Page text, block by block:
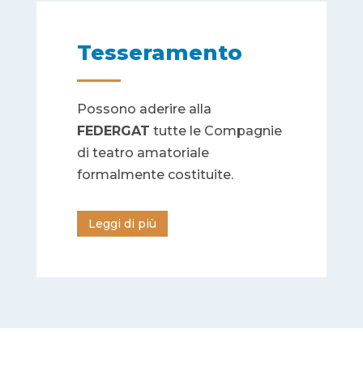
Tesseramento
Possono aderire alla
FEDERGAT tutte le Compagnie
di teatro amatoriale
formalmente costituite.
Leggi di più